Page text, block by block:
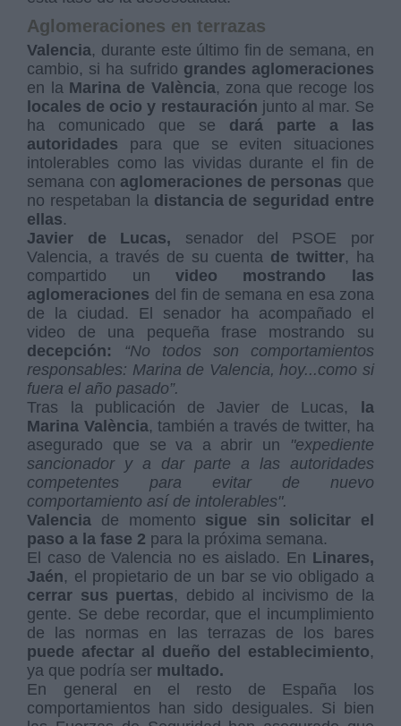
Aglomeraciones en terrazas
Valencia, durante este último fin de semana, en
cambio, si ha sufrido grandes aglomeraciones
en la Marina de València, zona que recoge los
locales de ocio y restauración junto al mar. Se
ha comunicado que se dará parte a las
autoridades para que se eviten situaciones
intolerables como las vividas durante el fin de
semana con aglomeraciones de personas que
no respetaban la distancia de seguridad entre
ellas.
Javier de Lucas, senador del PSOE por
Valencia, a través de su cuenta de twitter, ha
compartido un video mostrando las
aglomeraciones del fin de semana en esa zona
de la ciudad. El senador ha acompañado el
video de una pequeña frase mostrando su
decepción: “No todos son comportamientos
responsables: Marina de Valencia, hoy...como si
fuera el año pasado”.
Tras la publicación de Javier de Lucas, la
Marina València, también a través de twitter, ha
asegurado que se va a abrir un
"expediente
sancionador y a dar parte a las autoridades
competentes para evitar de nuevo
comportamiento así de intolerables".
Valencia de momento sigue sin solicitar el
paso a la fase 2 para la próxima semana.
El caso de Valencia no es aislado. En Linares,
Jaén, el propietario de un bar se vio obligado a
cerrar sus puertas, debido al incivismo de la
gente. Se debe recordar, que el incumplimiento
de las normas en las terrazas de los bares
puede afectar al dueño del establecimiento,
ya que podría ser multado.
En general en el resto de España los
comportamientos han sido desiguales. Si bien